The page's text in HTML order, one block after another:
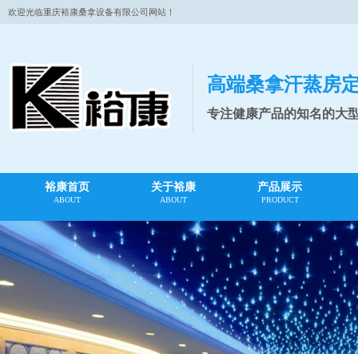
欢迎光临重庆裕康桑拿设备有限公司网站！
高端桑拿汗蒸房
专注健康产品的知名的大
裕康首页
ABOUT
关于裕康
ABOUT
产品展示
PRODUCT